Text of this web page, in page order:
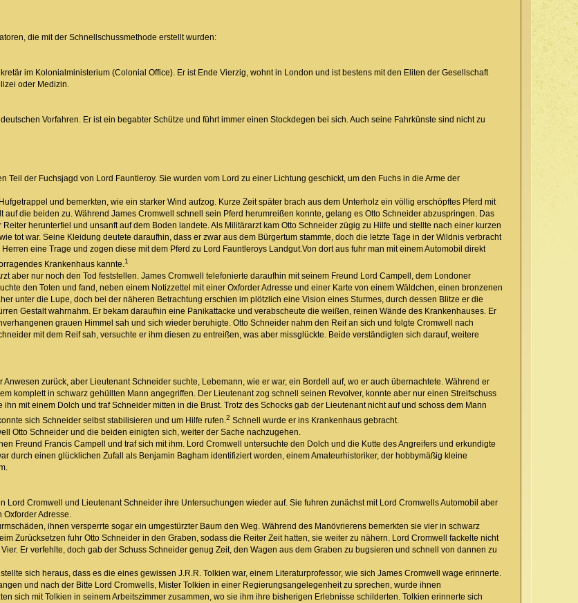
die mit der Schnellschussmethode erstellt wurden:
im Kolonialministerium (Colonial Office). Er ist Ende Vierzig, wohnt in London und ist bestens mit den Eliten der Gesellschaft
oder Medizin.
Vorfahren. Er ist ein begabter Schütze und führt immer einen Stockdegen bei sich. Auch seine Fahrkünste sind nicht zu
Teil der Fuchsjagd von Lord Fauntleroy. Sie wurden vom Lord zu einer Lichtung geschickt, um den Fuchs in die Arme der
und bemerkten, wie ein starker Wind aufzog. Kurze Zeit später brach aus dem Unterholz ein völlig erschöpftes Pferd mit
auf die beiden zu. Während James Cromwell schnell sein Pferd herumreißen konnte, gelang es Otto Schneider abzuspringen. Das
herunterfiel und unsanft auf dem Boden landete. Als Militärarzt kam Otto Schneider zügig zu Hilfe und stellte nach einer kurzen
tot war. Seine Kleidung deutete daraufhin, dass er zwar aus dem Bürgertum stammte, doch die letzte Tage in der Wildnis verbracht
eine Trage und zogen diese mit dem Pferd zu Lord Fauntleroys Landgut.Von dort aus fuhr man mit einem Automobil direkt
Krankenhaus kannte.1
aber nur noch den Tod feststellen. James Cromwell telefonierte daraufhin mit seinem Freund Lord Campell, dem Londoner
den Toten und fand, neben einem Notizzettel mit einer Oxforder Adresse und einer Karte von einem Wäldchen, einen bronzenen
unter die Lupe, doch bei der näheren Betrachtung erschien im plötzlich eine Vision eines Sturmes, durch dessen Blitze er die
Gestalt wahrnahm. Er bekam daraufhin eine Panikattacke und verabscheute die weißen, reinen Wände des Krankenhauses. Er
grauen Himmel sah und sich wieder beruhigte. Otto Schneider nahm den Reif an sich und folgte Cromwell nach
mit dem Reif sah, versuchte er ihm diesen zu entreißen, was aber missglückte. Beide verständigten sich darauf, weitere
zurück, aber Lieutenant Schneider suchte, Lebemann, wie er war, ein Bordell auf, wo er auch übernachtete. Während er
komplett in schwarz gehüllten Mann angegriffen. Der Lieutenant zog schnell seinen Revolver, konnte aber nur einen Streifschuss
mit einem Dolch und traf Schneider mitten in die Brust. Trotz des Schocks gab der Lieutenant nicht auf und schoss dem Mann
sich Schneider selbst stabilisieren und um Hilfe rufen.2 Schnell wurde er ins Krankenhaus gebracht.
Otto Schneider und die beiden einigten sich, weiter der Sache nachzugehen.
Freund Francis Campell und traf sich mit ihm. Lord Cromwell untersuchte den Dolch und die Kutte des Angreifers und erkundigte
durch einen glücklichen Zufall als Benjamin Bagham identifiziert worden, einem Amateurhistoriker, der hobbymäßig kleine
Lord Cromwell und Lieutenant Schneider ihre Untersuchungen wieder auf. Sie fuhren zunächst mit Lord Cromwells Automobil aber
Oxforder Adresse.
ihnen versperrte sogar ein umgestürzter Baum den Weg. Während des Manövrierens bemerkten sie vier in schwarz
Zurücksetzen fuhr Otto Schneider in den Graben, sodass die Reiter Zeit hatten, sie weiter zu nähern. Lord Cromwell fackelte nicht
Er verfehlte, doch gab der Schuss Schneider genug Zeit, den Wagen aus dem Graben zu bugsieren und schnell von dannen zu
sich heraus, dass es die eines gewissen J.R.R. Tolkien war, einem Literaturprofessor, wie sich James Cromwell wage erinnerte.
und nach der Bitte Lord Cromwells, Mister Tolkien in einer Regierungsangelegenheit zu sprechen, wurde ihnen
sich mit Tolkien in seinem Arbeitszimmer zusammen, wo sie ihm ihre bisherigen Erlebnisse schilderten. Tolkien erinnerte sich